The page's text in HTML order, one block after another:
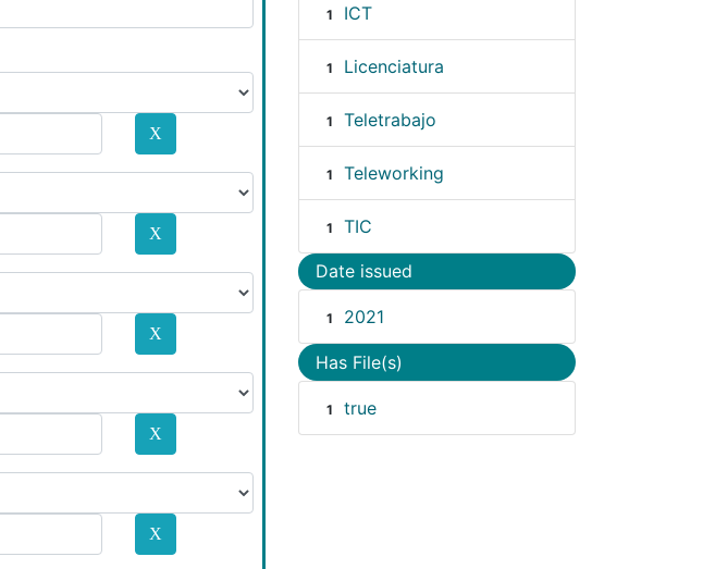
1 ICT
1 Licenciatura
1 Teletrabajo
1 Teleworking
1 TIC
Date issued
1 2021
Has File(s)
1 true